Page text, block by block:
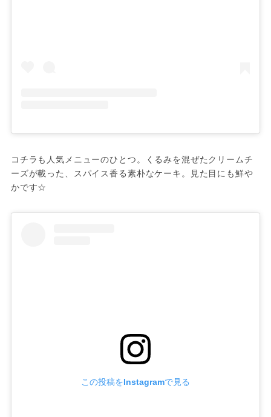
コチラも人気メニューのひとつ。くるみを混ぜたクリームチ
ーズが載った、スパイス香る素朴なケーキ。見た目にも鮮や
かです☆
この投稿をInstagramで見る